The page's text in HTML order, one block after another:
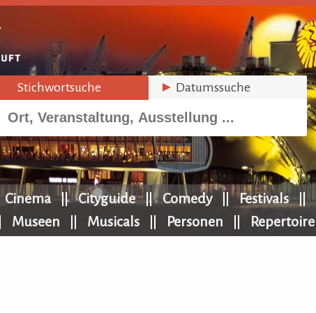
Stichwortsuche ► Datumssuche
Cinema Cityguide Comedy Festivals
Museen Musicals Personen Repertoire